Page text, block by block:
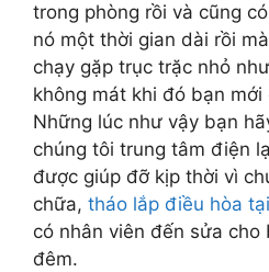
trong phòng rồi và cũng
nó một thời gian dài rồi
chạy gặp trục trặc nhỏ
không mát khi đó bạn
Những lúc như vậy bạn
chúng tôi trung tâm điện
được giúp đỡ kịp thời vì
chữa, tháo lắp điều hòa
có nhân viên đến sửa
đêm.